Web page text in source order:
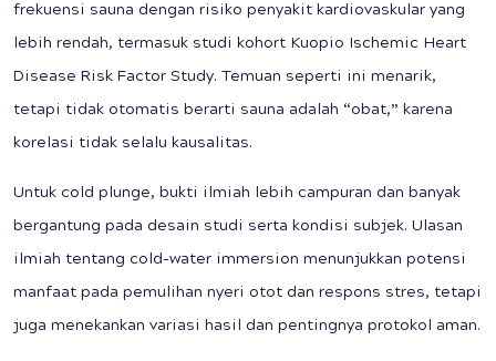
frekuensi sauna dengan risiko penyakit kardiovaskular yang
lebih rendah, termasuk studi kohort Kuopio Ischemic Heart
Disease Risk Factor Study. Temuan seperti ini menarik,
tetapi tidak otomatis berarti sauna adalah “obat,” karena
korelasi tidak selalu kausalitas.
Untuk cold plunge, bukti ilmiah lebih campuran dan banyak
bergantung pada desain studi serta kondisi subjek. Ulasan
ilmiah tentang cold-water immersion menunjukkan potensi
manfaat pada pemulihan nyeri otot dan respons stres, tetapi
juga menekankan variasi hasil dan pentingnya protokol aman.